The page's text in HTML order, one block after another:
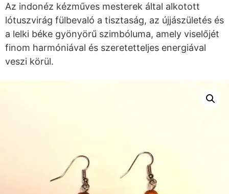
Az indonéz kézműves mesterek által alkotott
lótuszvirág fülbevaló a tisztaság, az újjászületés és
a lelki béke gyönyörű szimbóluma, amely viselőjét
finom harmóniával és szeretetteljes energiával
veszi körül.